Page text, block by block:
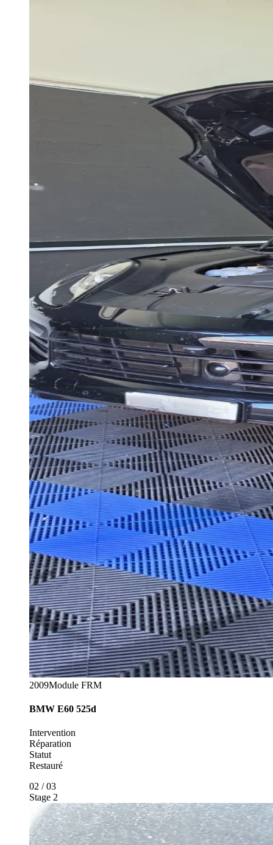
2009Module FRM
BMW E60 525d
Intervention
Statut
Restauré
02/03